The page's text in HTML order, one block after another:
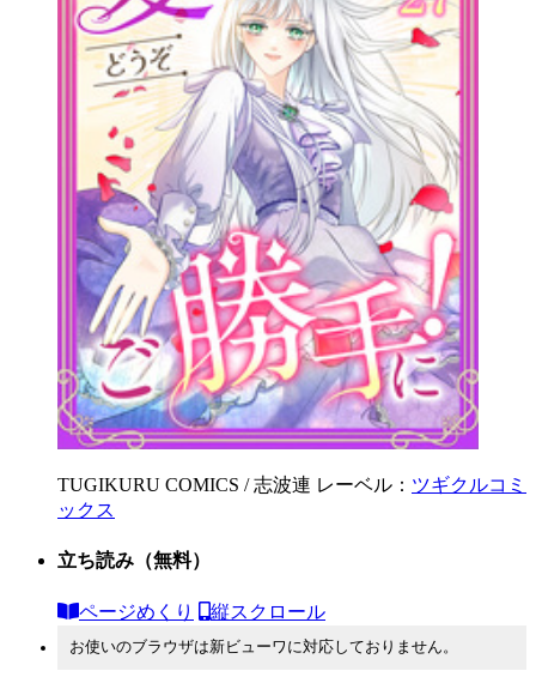
TUGIKURU COMICS / 志波連 レーベル： ツギクルコミ
ックス
立ち読み （無料）
ページめくり 縦スクロール
お使いのブラウザは新ビューワに対応しておりません。